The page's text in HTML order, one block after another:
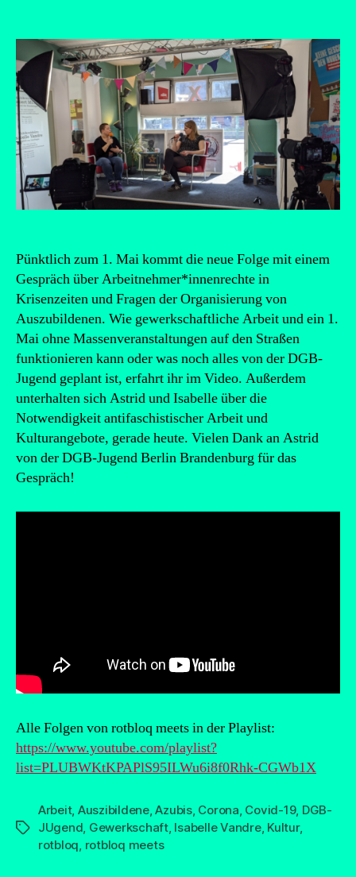
Pünktlich zum 1. Mai kommt die neue Folge mit einem
Gespräch über Arbeitnehmer*innenrechte in
Krisenzeiten und Fragen der Organisierung von
Auszubildenen. Wie gewerkschaftliche Arbeit und ein 1.
Mai ohne Massenveranstaltungen auf den Straßen
funktionieren kann oder was noch alles von der DGB-
Jugend geplant ist, erfahrt ihr im Video. Außerdem
unterhalten sich Astrid und Isabelle über die
Notwendigkeit antifaschistischer Arbeit und
Kulturangebote, gerade heute. Vielen Dank an Astrid
von der DGB-Jugend Berlin Brandenburg für das
Gespräch!
Alle Folgen von rotbloq meets in der Playlist:
https://www.youtube.com/playlist?
list=PLUBWKtKPAPlS95ILWu6i8f0Rhk-CGWb1X
Schlagwörter
Arbeit, Auszibildene,Azubis, Corona Covid-19, DGB-
JUgend Gewerkschaft, Isabelle Vandre, Kultur,
rotbloq rotbloq meets